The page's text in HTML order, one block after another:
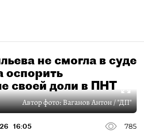
не смогла в суде
оспорить
своей доли в ПНТ
Автор фото:Ваганов Антон / "ДП"
16:05
785